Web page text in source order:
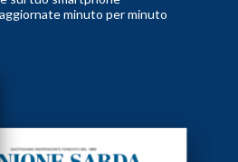
minuto per minuto